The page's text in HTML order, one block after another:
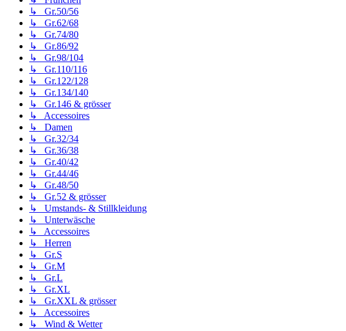
↳ Gr.50/56
↳ Gr.62/68
↳ Gr.74/80
↳ Gr.86/92
↳ Gr.98/104
↳ Gr.110/116
↳ Gr.122/128
↳ Gr.134/140
↳ Gr.146 & grösser
↳ Accessoires
↳ Damen
↳ Gr.32/34
↳ Gr.36/38
↳ Gr.40/42
↳ Gr.44/46
↳ Gr.48/50
↳ Gr.52 & grösser
↳ Umstands- & Stillkleidung
↳ Unterwäsche
↳ Accessoires
↳ Herren
↳ Gr.S
↳ Gr.M
↳ Gr.L
↳ Gr.XL
↳ Gr.XXL & grösser
↳ Accessoires
↳ Wind & Wetter